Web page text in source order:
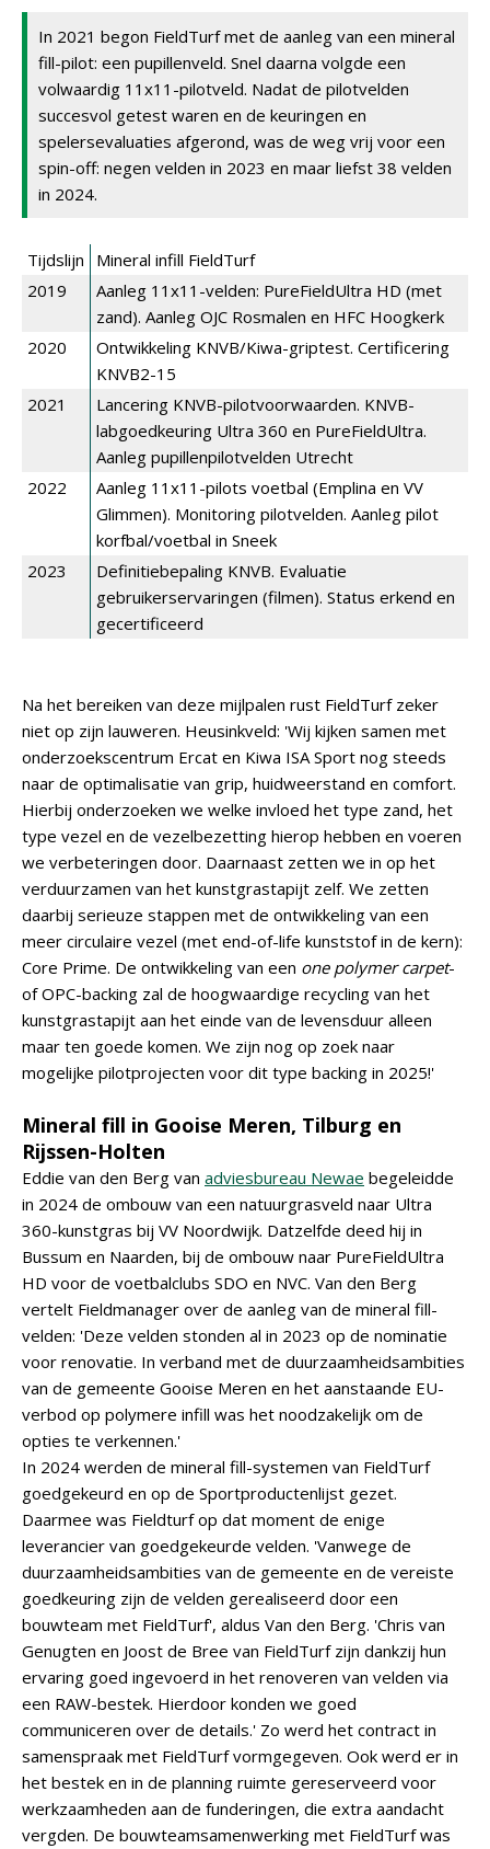
In 2021 begon FieldTurf met de aanleg van een mineral
fill-pilot: een pupillenveld. Snel daarna volgde een
volwaardig 11x11-pilotveld. Nadat de pilotvelden
succesvol getest waren en de keuringen en
spelersevaluaties afgerond, was de weg vrij voor een
spin-off: negen velden in 2023 en maar liefst 38 velden
in 2024.
Tijdslijn
Mineral infill FieldTurf
2019
Aanleg 11x11-velden: PureFieldUltra HD (met
zand). Aanleg OJC Rosmalen en HFC Hoogkerk
2020
Ontwikkeling KNVB/Kiwa-griptest. Certificering
KNVB2-15
2021
Lancering KNVB-pilotvoorwaarden. KNVB-
labgoedkeuring Ultra 360 en PureFieldUltra.
Aanleg pupillenpilotvelden Utrecht
2022
Aanleg 11x11-pilots voetbal (Emplina en VV
Glimmen). Monitoring pilotvelden. Aanleg pilot
korfbal/voetbal in Sneek
2023
Definitiebepaling KNVB. Evaluatie
gebruikerservaringen (filmen). Status erkend en
gecertificeerd
Na het bereiken van deze mijlpalen rust FieldTurf zeker
niet op zijn lauweren. Heusinkveld: 'Wij kijken samen met
onderzoekscentrum Ercat en Kiwa ISA Sport nog steeds
naar de optimalisatie van grip, huidweerstand en comfort.
Hierbij onderzoeken we welke invloed het type zand, het
type vezel en de vezelbezetting hierop hebben en voeren
we verbeteringen door. Daarnaast zetten we in op het
verduurzamen van het kunstgrastapijt zelf. We zetten
daarbij serieuze stappen met de ontwikkeling van een
meer circulaire vezel (met end-of-life kunststof in de kern):
Core Prime. De ontwikkeling van een one polymer carpet-
of OPC-backing zal de hoogwaardige recycling van het
kunstgrastapijt aan het einde van de levensduur alleen
maar ten goede komen. We zijn nog op zoek naar
mogelijke pilotprojecten voor dit type backing in 2025!'
Mineral fill in Gooise Meren, Tilburg en
Rijssen-Holten
Eddie van den Berg van adviesbureau Newae begeleidde
in 2024 de ombouw van een natuurgrasveld naar Ultra
360-kunstgras bij VV Noordwijk. Datzelfde deed hij in
Bussum en Naarden, bij de ombouw naar PureFieldUltra
HD voor de voetbalclubs SDO en NVC. Van den Berg
vertelt Fieldmanager over de aanleg van de mineral fill-
velden: 'Deze velden stonden al in 2023 op de nominatie
voor renovatie. In verband met de duurzaamheidsambities
van de gemeente Gooise Meren en het aanstaande EU-
verbod op polymere infill was het noodzakelijk om de
opties te verkennen.'
In 2024 werden de mineral fill-systemen van FieldTurf
goedgekeurd en op de Sportproductenlijst gezet.
Daarmee was Fieldturf op dat moment de enige
leverancier van goedgekeurde velden. 'Vanwege de
duurzaamheidsambities van de gemeente en de vereiste
goedkeuring zijn de velden gerealiseerd door een
bouwteam met FieldTurf', aldus Van den Berg. 'Chris van
Genugten en Joost de Bree van FieldTurf zijn dankzij hun
ervaring goed ingevoerd in het renoveren van velden via
een RAW-bestek. Hierdoor konden we goed
communiceren over de details.' Zo werd het contract in
samenspraak met FieldTurf vormgegeven. Ook werd er in
het bestek en in de planning ruimte gereserveerd voor
werkzaamheden aan de funderingen, die extra aandacht
vergden. De bouwteamsamenwerking met FieldTurf was